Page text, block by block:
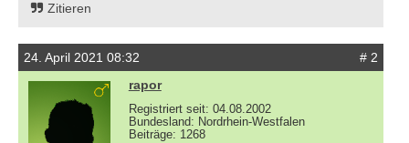
Zitieren
24. April 2021 08:32
# 2
rapor
Registriert seit: 04.08.2002
Bundesland: Nordrhein-Westfalen
Beiträge: 1268